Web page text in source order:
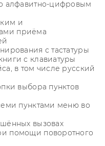
алфавитно-цифровым
и
приёма
с тастатуры
с клавиатуры
в том числе русский
выбора пунктов
пунктами меню во
вызовах
помощи поворотного